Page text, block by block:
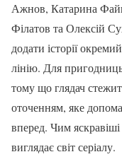
Ажнов, Катарина
Філатов та Олексій
додати історії
лінію. Для
тому що глядач
оточенням, яке
вперед. Чим
виглядає світ серіалу.